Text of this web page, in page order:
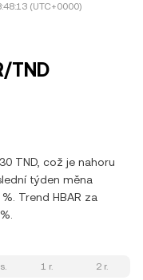
(UTC+0000)
TND
TND, což je nahoru
týden měna
Trend HBAR za
1 r. 2 r.